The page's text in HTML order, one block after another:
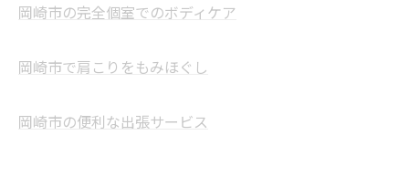
岡崎市の完全個室でのボディケア
岡崎市で肩こりをもみほぐし
岡崎市の便利な出張サービス